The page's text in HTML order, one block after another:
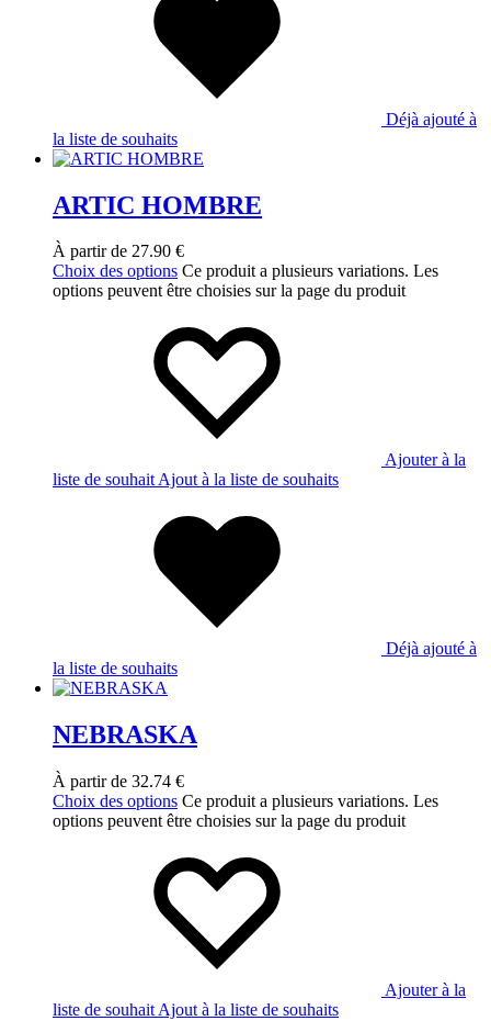
Déjà ajouté à
la liste de souhaits
ARTIC HOMBRE
À partir de 27.90 €
Choix des options Ce produit a plusieurs variations. Les
options peuvent être choisies sur la page du produit
Ajouter à la
liste de souhaitAjout à la liste de souhaits
Déjà ajouté à
la liste de souhaits
NEBRASKA
À partir de 32.74 €
Choix des options Ce produit a plusieurs variations. Les
options peuvent être choisies sur la page du produit
Ajouter à la
liste de souhait Ajout à la liste de souhaits